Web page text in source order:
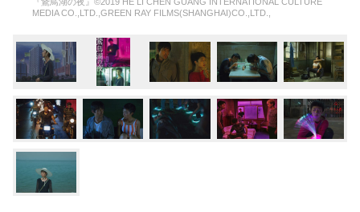
MEDIA CO.,LTD.,GREEN RAY FILMS(SHANGHAI)CO.,LTD.,